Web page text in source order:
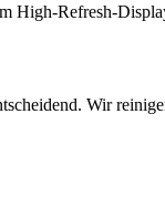
High-Refresh-
Wir